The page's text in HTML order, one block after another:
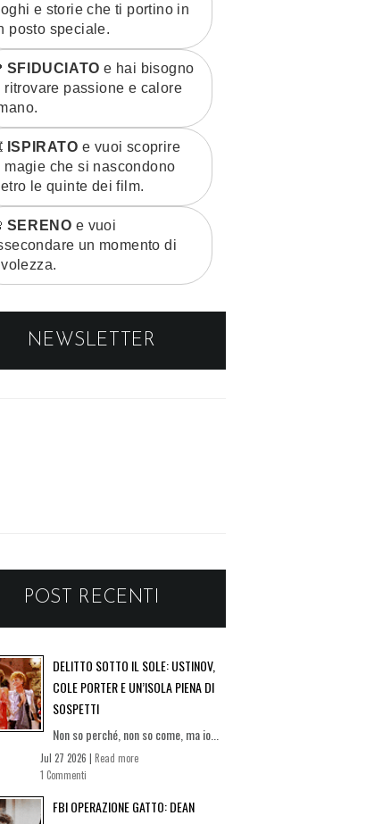
e storie che ti portino in
posto speciale.
SFIDUCIATO e hai bisogno
ritrovare passione e calore
ISPIRATO e vuoi scoprire
magie che si nascondono
le quinte dei film.
SERENO e vuoi
un momento di
NEWSLETTER
POST RECENTI
DELITTO SOTTO IL SOLE: USTINOV,
COLE PORTER E UN’ISOLA PIENA DI
SOSPETTI
Non so perché, non so come, ma io...
Jul 27 2026 | Read more
1 Commenti
FBI OPERAZIONE GATTO: DEAN